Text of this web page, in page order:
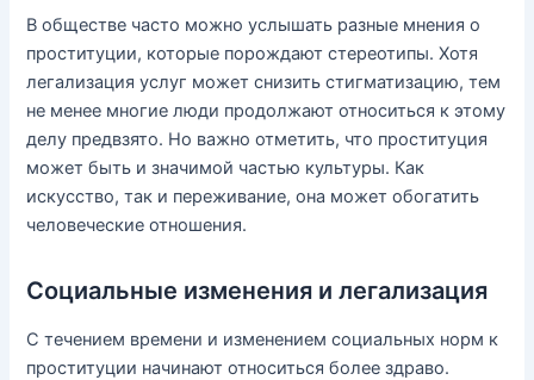
В обществе часто можно услышать разные мнения о
проституции, которые порождают стереотипы. Хотя
легализация услуг может снизить стигматизацию, тем
не менее многие люди продолжают относиться к этому
делу предвзято. Но важно отметить, что проституция
может быть и значимой частью культуры. Как
искусство, так и переживание, она может обогатить
человеческие отношения.
Социальные изменения и легализация
С течением времени и изменением социальных норм к
проституции начинают относиться более здраво.